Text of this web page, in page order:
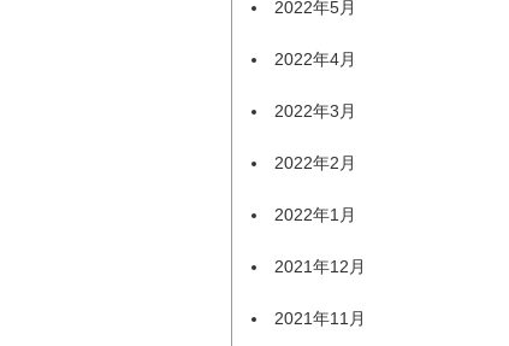
2022年5月
2022年4月
2022年3月
2022年2月
2022年1月
2021年12月
2021年11月